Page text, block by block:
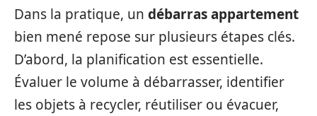
Dans la pratique, un débarras appartement
bien mené repose sur plusieurs étapes clés.
D’abord, la planification est essentielle.
Évaluer le volume à débarrasser, identifier
les objets à recycler, réutiliser ou évacuer,